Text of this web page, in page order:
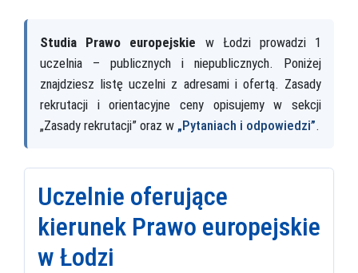
Studia Prawo europejskie w Łodzi prowadzi 1
uczelnia – publicznych i niepublicznych. Poniżej
znajdziesz listę uczelni z adresami i ofertą. Zasady
rekrutacji i orientacyjne ceny opisujemy w sekcji
„Zasady rekrutacji” oraz w „Pytaniach i odpowiedzi”.
Uczelnie oferujące
kierunek Prawo europejskie
w Łodzi